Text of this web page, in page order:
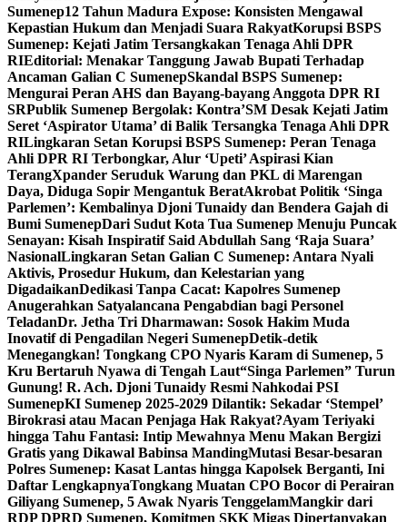
Sumenep12 Tahun Madura Expose: Konsisten Mengawal
Kepastian Hukum dan Menjadi Suara RakyatKorupsi BSPS
Sumenep: Kejati Jatim Tersangkakan Tenaga Ahli DPR
RIEditorial: Menakar Tanggung Jawab Bupati Terhadap
Ancaman Galian C SumenepSkandal BSPS Sumenep:
Mengurai Peran AHS dan Bayang-bayang Anggota DPR RI
SRPublik Sumenep Bergolak: Kontra’SM Desak Kejati Jatim
Seret ‘Aspirator Utama’ di Balik Tersangka Tenaga Ahli DPR
RILingkaran Setan Korupsi BSPS Sumenep: Peran Tenaga
Ahli DPR RI Terbongkar, Alur ‘Upeti’ Aspirasi Kian
TerangXpander Seruduk Warung dan PKL di Marengan
Daya, Diduga Sopir Mengantuk BeratAkrobat Politik ‘Singa
Parlemen’: Kembalinya Djoni Tunaidy dan Bendera Gajah di
Bumi SumenepDari Sudut Kota Tua Sumenep Menuju Puncak
Senayan: Kisah Inspiratif Said Abdullah Sang ‘Raja Suara’
NasionalLingkaran Setan Galian C Sumenep: Antara Nyali
Aktivis, Prosedur Hukum, dan Kelestarian yang
DigadaikanDedikasi Tanpa Cacat: Kapolres Sumenep
Anugerahkan Satyalancana Pengabdian bagi Personel
TeladanDr. Jetha Tri Dharmawan: Sosok Hakim Muda
Inovatif di Pengadilan Negeri SumenepDetik-detik
Menegangkan! Tongkang CPO Nyaris Karam di Sumenep, 5
Kru Bertaruh Nyawa di Tengah Laut“Singa Parlemen” Turun
Gunung! R. Ach. Djoni Tunaidy Resmi Nahkodai PSI
SumenepKI Sumenep 2025-2029 Dilantik: Sekadar ‘Stempel’
Birokrasi atau Macan Penjaga Hak Rakyat?Ayam Teriyaki
hingga Tahu Fantasi: Intip Mewahnya Menu Makan Bergizi
Gratis yang Dikawal Babinsa MandingMutasi Besar-besaran
Polres Sumenep: Kasat Lantas hingga Kapolsek Berganti, Ini
Daftar LengkapnyaTongkang Muatan CPO Bocor di Perairan
Giliyang Sumenep, 5 Awak Nyaris TenggelamMangkir dari
RDP DPRD Sumenep, Komitmen SKK Migas Dipertanyakan